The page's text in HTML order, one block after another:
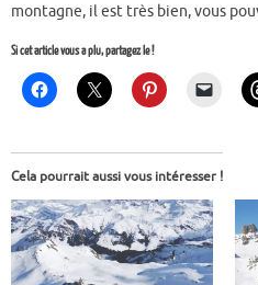
montagne, il est très bien, vous
Si cet article vous a plu, partagez le !
Cela pourrait aussi vous intéresser !